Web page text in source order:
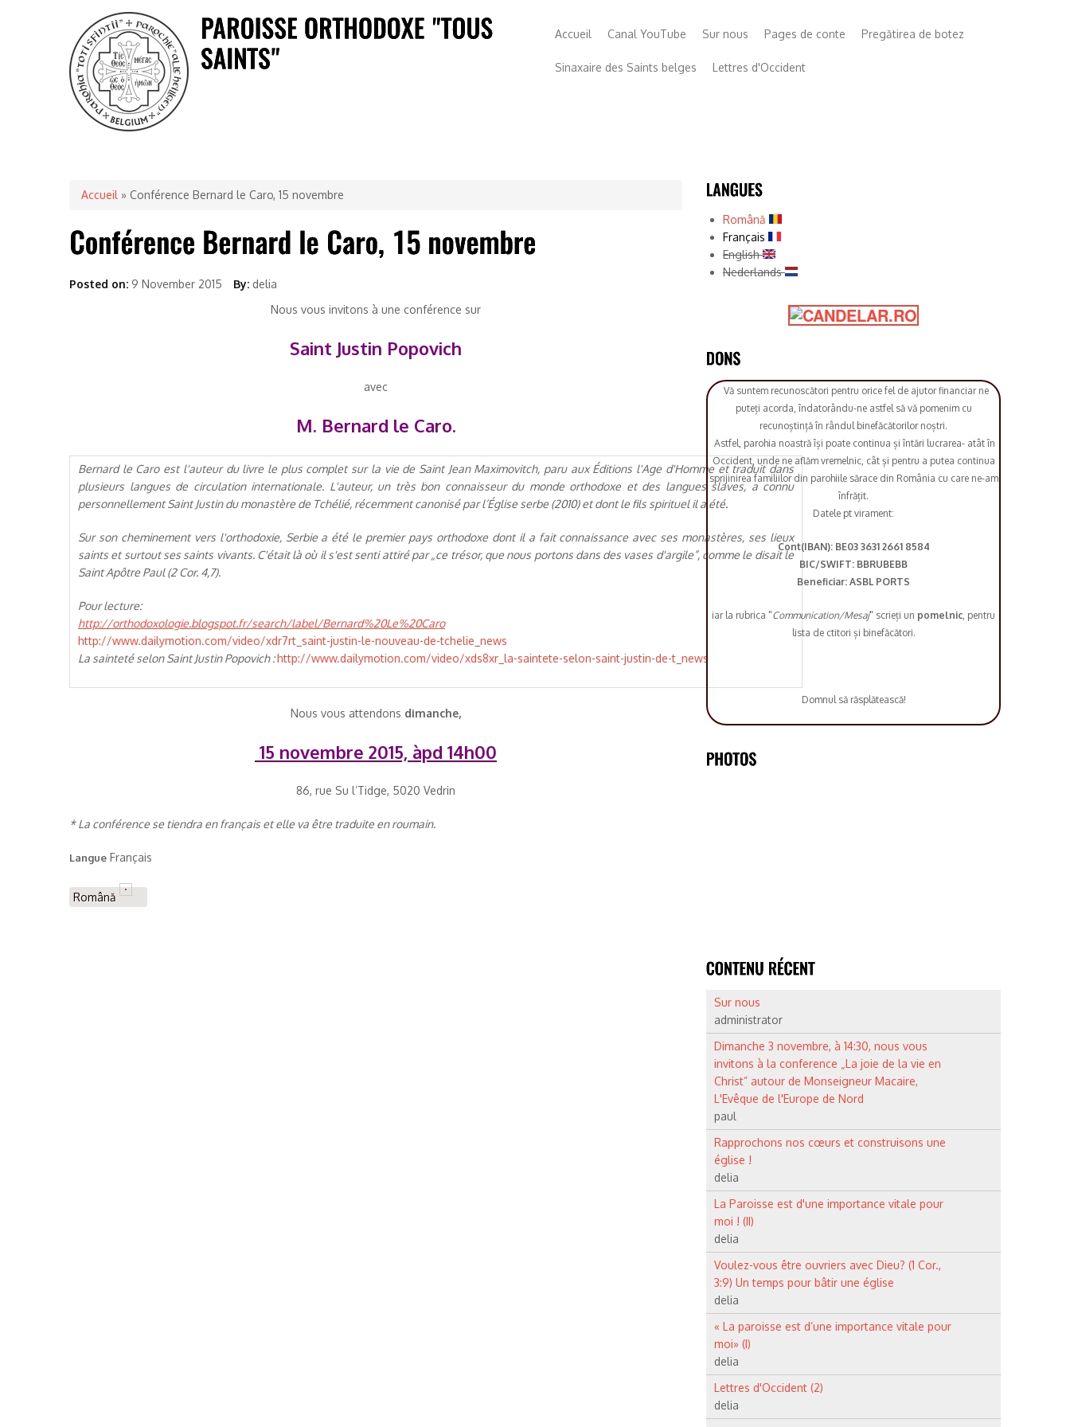
Accueil Canal YouTube Sur nous Pages de conte Pregătirea de botez
Sinaxaire des Saints belges Lettres d'Occident
Accueil » Conférence Bernard le Caro, 15 novembre
Posted on: 9 November 2015 By: delia
Nous vous invitons à une conférence sur
Saint Justin Popovich
avec
M. Bernard le Caro.
Bernard le Caro est l'auteur du livre le plus complet sur la vie de Saint Jean Maximovitch, paru aux Éditions l'Age d'Homme et traduit dans
plusieurs langues de circulation internationale. L'auteur, un très bon connaisseur du monde orthodoxe et des langues slaves, a connu
personnellement Saint Justin du monastère de Tchélié, récemment canonisé par l’Église serbe (2010) et dont le fils spirituel il a été.
Sur son cheminement vers l'orthodoxie, Serbie a été le premier pays orthodoxe dont il a fait connaissance avec ses monastères, ses lieux
saints et surtout ses saints vivants. C'était là où il s'est senti attiré par „ce trésor, que nous portons dans des vases d'argile”, comme le disait le
Saint Apôtre Paul (2 Cor. 4,7).
Pour lecture:
http://orthodoxologie.blogspot.fr/search/label/Bernard%20Le%20Caro
http://www.dailymotion.com/video/xdr7rt_saint-justin-le-nouveau-de-tchelie_news
La sainteté selon Saint Justin Popovich :http://www.dailymotion.com/video/xds8xr_la-saintete-selon-saint-justin-de-t_news
Nous vous attendons dimanche,
15 novembre 2015, àpd 14h00
86, rue Su l’Tidge, 5020 Vedrin
* La conférence se tiendra en français et elle va être traduite en roumain.
Langue Français
Română
Română
Français
English
Nederlands
Vă suntem recunoscători pentru orice fel de ajutor financiar ne
puteți acorda, îndatorându-ne astfel să vă pomenim cu
recunoștință în rândul binefăcătorilor noștri.
Astfel, parohia noastră își poate continua și întări lucrarea- atât în
Occident, unde ne aflăm vremelnic, cât și pentru a putea continua
sprijinirea familiilor din parohiile sărace din România cu care ne-am
înfrățit.
Datele pt virament:
Cont(IBAN): BE03 3631 2661 8584
BIC/SWIFT: BBRUBEBB
Beneficiar: ASBL PORTS
iar la rubrica "Communication/Mesaj" scrieți un pomelnic, pentru
lista de ctitori și binefăcători.
Domnul să răsplătească!
Sur nous
administrator
Dimanche 3 novembre, à 14:30, nous vous
invitons à la conference „La joie de la vie en
Christ” autour de Monseigneur Macaire,
L'Evêque de l'Europe de Nord
paul
Rapprochons nos cœurs et construisons une
église !
delia
La Paroisse est d'une importance vitale pour
moi ! (II)
delia
Voulez-vous être ouvriers avec Dieu? (1 Cor.,
3:9) Un temps pour bâtir une église
delia
« La paroisse est d’une importance vitale pour
moi» (I)
delia
Lettres d'Occident (2)
delia